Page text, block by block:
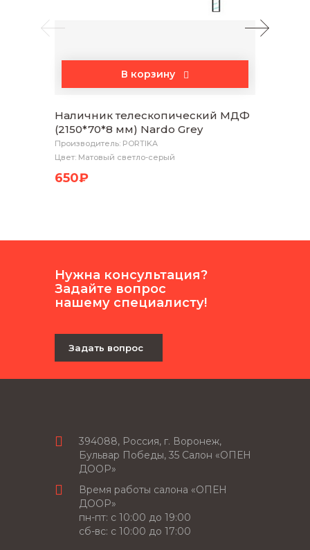
В корзину
Наличник телескопический МДФ
(2150*70*8 мм) Nardo Grey
Производитель: PORTIKA
Цвет: Матовый светло-серый
650₽
Нужна консультация?
Задайте вопрос
нашему специалисту!
Задать вопрос
394088, Россия, г. Воронеж,
Бульвар Победы, 35 Салон «ОПЕН
ДООР»
Время работы салона «ОПЕН
ДООР»
пн-пт: c 10:00 до 19:00
сб-вс: с 10:00 до 17:00